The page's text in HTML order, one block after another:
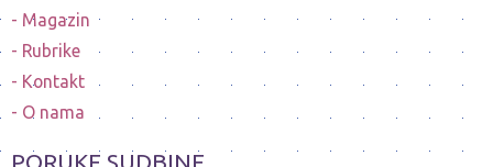
Magazin
Rubrike
Kontakt
O nama
PORUKE SUDBINE